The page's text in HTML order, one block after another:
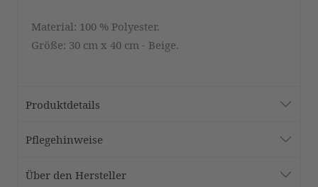
Material: 100 % Polyester.
Größe: 30 cm x 40 cm - Beige.
Produktdetails
Pflegehinweise
Über den Hersteller